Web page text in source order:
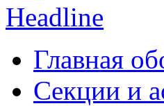
Главная
Секции и